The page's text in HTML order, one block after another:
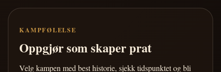
KAMPFØLELSE
Oppgjør som skaper prat
Velg kampen med best historie, sjekk tidspunktet og bli